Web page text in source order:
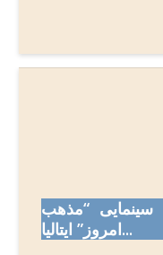
سینمایی “مذهب
امروز” ایتالیا...